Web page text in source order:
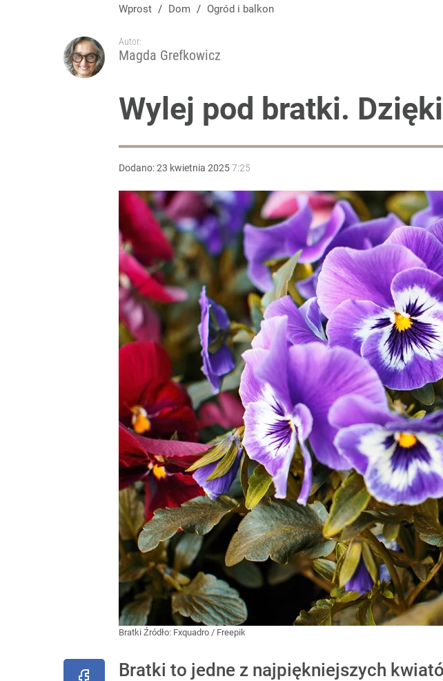
Wprost / Dom / Ogród i balkon
Autor:
Magda Grefkowicz
Wylej pod bratki.
Dodano:23 kwietnia 20257:25
Bratki Źródło: Fxquadro / Freepik
Bratki to jedne z najpiękniejszych